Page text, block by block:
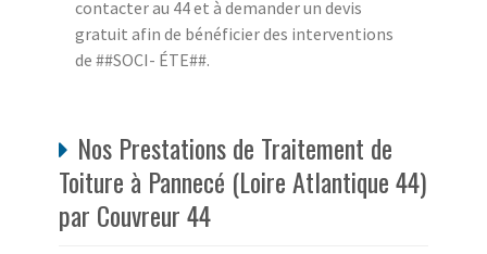
contacter au 44 et à demander un devis
gratuit afin de bénéficier des interventions
de ##SOCI- ÉTE##.
Nos Prestations de Traitement de
Toiture à Pannecé (Loire Atlantique 44)
par Couvreur 44